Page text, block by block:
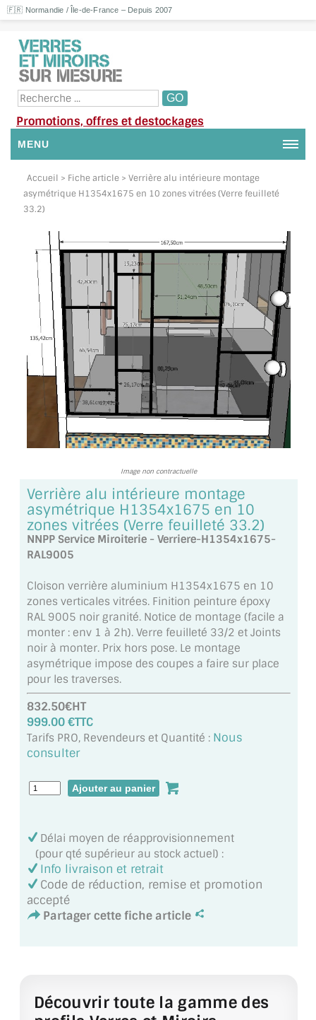
🇫🇷 Normandie / Île-de-France – Depuis 2007
Promotions, offres et destockages
MENU
NOUS CONTACTER
MON COMPTE / SE CONNECTER
DEMANDE DE DEVIS
SUIVI DE DEVIS
SUIVI DE COMMANDE
TOUS LES TARIFS AU M2
GUIDE : CHOIX PAR UTILISATION
INSPIRATIONS ET NOUVEAUTÉS
AMBIANCE LAITON BROSSÉ
MIROIR SUR MESURE
MIROIR VIEILLI
MIROIR DÉCORATIF DE COULEUR
LOTS DE MIROIRS EN MOZAÏQUE
MIROIR POUR PORTE
MIROIR DE SALLE DE BAIN
MIROIR PAROI DE DOUCHE
MIROIR POUR SALLE DE SPORT
MIROIR POUR SALLE DE DANSE
MIROIR TV
VERRE SUR MESURE
VERRE EXTRACLAIR
VERRE TREMPÉ (SÉCURIT)
PAROI DE DOUCHE
VERRE LAQUÉ/CRÉDENCE
Accueil > Fiche article > Verrière alu intérieure montage
asymétrique H1354x1675 en 10 zones vitrées (Verre feuilleté
33.2)
Image non contractuelle
Verrière alu intérieure montage
asymétrique H1354x1675 en 10
zones vitrées (Verre feuilleté 33.2)
NNPP Service Miroiterie - Verriere-H1354x1675-
RAL9005
Cloison verrière aluminium H1354x1675 en 10
zones verticales vitrées. Finition peinture époxy
RAL 9005 noir granité. Notice de montage (facile a
monter : env 1 à 2h). Verre feuilleté 33/2 et Joints
noir à monter. Prix hors pose. Le montage
asymétrique impose des coupes a faire sur place
pour les traverses.
832.50€HT
999.00 €TTC
Tarifs PRO, Revendeurs et Quantité : Nous
consulter
Délai moyen de réapprovisionnement
(pour qté supérieur au stock actuel) :
Info livraison et retrait
Code de réduction, remise et promotion
accepté
Partager cette fiche article
Découvrir toute la gamme des